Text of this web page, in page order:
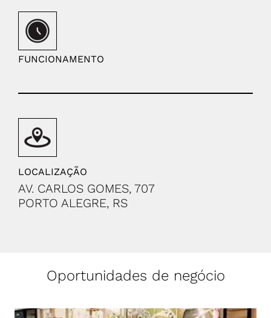
FUNCIONAMENTO
LOCALIZAÇÃO
AV. CARLOS GOMES, 707
PORTO ALEGRE, RS
Oportunidades de negócio